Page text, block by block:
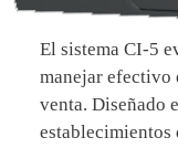
El sistema CI-5
manejar efectivo
venta. Diseñado
establecimientos